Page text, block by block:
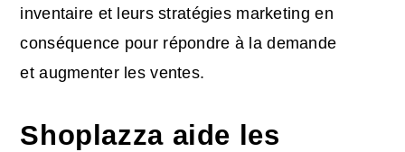
inventaire et leurs stratégies marketing en
conséquence pour répondre à la demande
et augmenter les ventes.
Shoplazza aide les